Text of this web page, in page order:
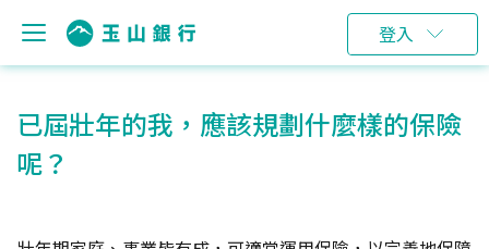
登入
已屆壯年的我，應該規劃什麼樣的保險
呢？